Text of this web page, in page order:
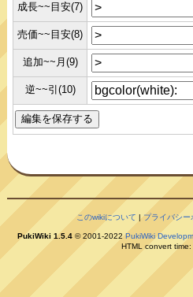
成長~~目安(7)
売価~~目安(8)
追加~~月(9)
逆~~引(10)
このwikiについて |プライバシー
PukiWiki 1.5.4 © 2001-2022PukiWiki
HTML convert